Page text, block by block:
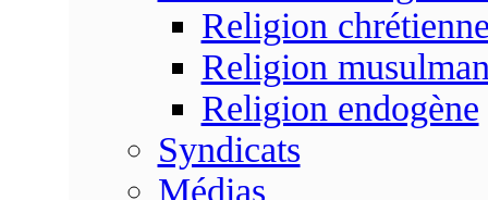
Religion
Religion
Religion endogène
Syndicats
Médias